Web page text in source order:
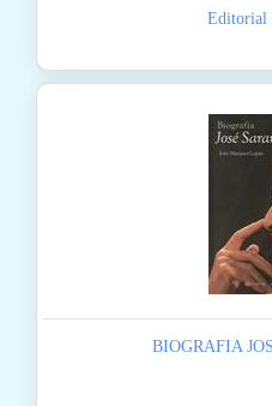
Editorial
BIOGRAFIA